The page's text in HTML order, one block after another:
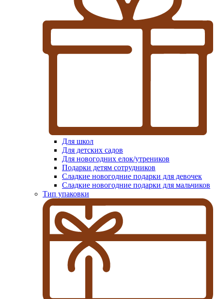
Для школ
Для детских садов
Для новогодних елок/утреников
Подарки детям сотрудников
Сладкие новогодние подарки для девочек
Сладкие новогодние подарки для мальчиков
Тип упаковки